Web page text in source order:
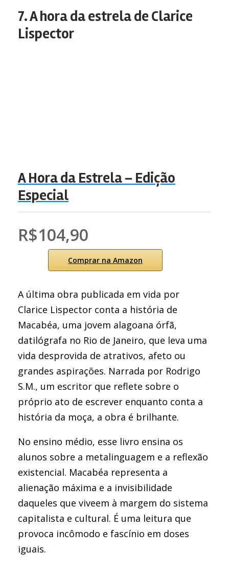
7. A hora da estrela de Clarice
Lispector
A Hora da Estrela – Edição
Especial
R$104,90
Comprar na Amazon
A última obra publicada em vida por
Clarice Lispector conta a história de
Macabéa, uma jovem alagoana órfã,
datilógrafa no Rio de Janeiro, que leva uma
vida desprovida de atrativos, afeto ou
grandes aspirações. Narrada por Rodrigo
S.M., um escritor que reflete sobre o
próprio ato de escrever enquanto conta a
história da moça, a obra é brilhante.
No ensino médio, esse livro ensina os
alunos sobre a metalinguagem e a reflexão
existencial. Macabéa representa a
alienação máxima e a invisibilidade
daqueles que viveem à margem do sistema
capitalista e cultural. É uma leitura que
provoca incômodo e fascínio em doses
iguais.